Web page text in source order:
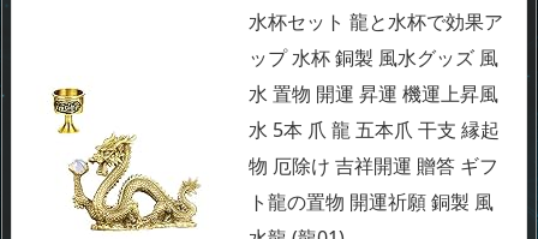
水杯セット 龍と水杯で効果ア
ップ 水杯 銅製 風水グッズ 風
水 置物 開運 昇運 機運上昇風
水 5本 爪 龍 五本爪 干支 縁起
物 厄除け 吉祥開運 贈答 ギフ
ト龍の置物 開運祈願 銅製 風